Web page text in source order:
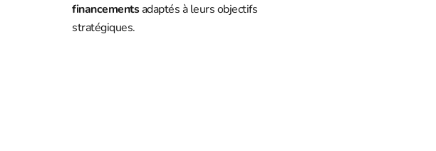
financementsadaptés à leurs objectifs
stratégiques.